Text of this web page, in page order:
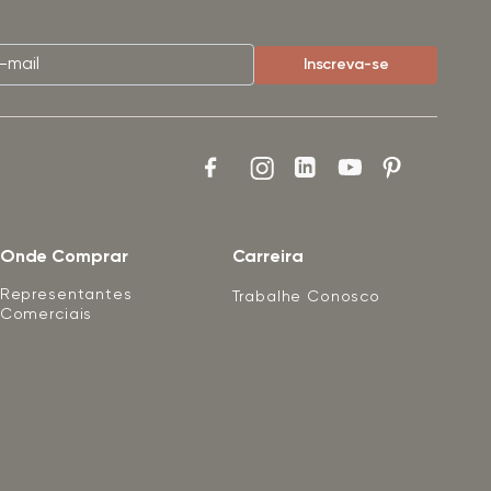
Onde Comprar
Representantes
Comerciais
Carreira
Trabalhe Conosco